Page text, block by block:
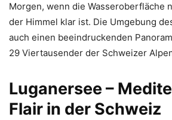
Morgen, wenn die Wasseroberfläche
der Himmel klar ist. Die Umgebung
auch einen beeindruckenden
29 Viertausender der Schweizer
Luganersee –
Flair in der Schweiz